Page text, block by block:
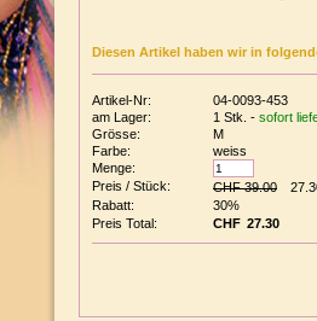
Diesen Artikel haben wir in
Artikel-Nr:
04-0093-453
am Lager:
1 Stk. - sofort
Grösse:
M
Farbe:
weiss
Menge:
Preis / Stück:
CHF 39.00
Rabatt:
30%
Preis Total:
CHF